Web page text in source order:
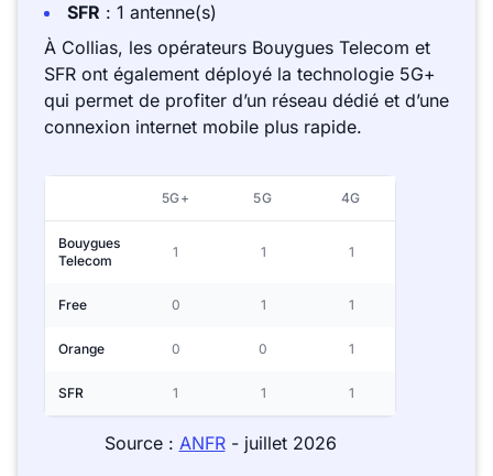
SFR : 1 antenne(s)
À Collias, les opérateurs Bouygues Telecom et
SFR ont également déployé la technologie 5G+
qui permet de profiter d’un réseau dédié et d’une
connexion internet mobile plus rapide.
5G+ 5G 4G
Bouygues
Telecom
1 1 1
Free 0 1 1
Orange 0 0 1
SFR 1 1 1
Source : ANFR- juillet 2026